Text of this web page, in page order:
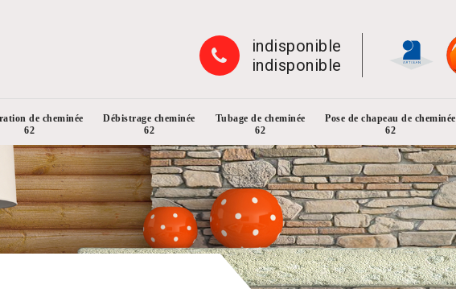
indisponible
indisponible
de cheminée
62
Débistrage cheminée
62
Tubage de cheminée
62
Pose de chapeau de cheminée
62